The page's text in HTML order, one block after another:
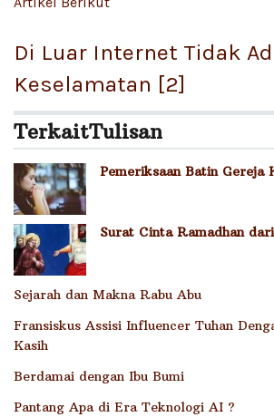
Di Luar Internet Tidak
Keselamatan [2]
TerkaitTulisan
Pemeriksaan Batin Gereja
Surat Cinta Ramadhan
Sejarah dan Makna Rabu Abu
Fransiskus Assisi Influencer Tuhan
Kasih
Berdamai dengan Ibu Bumi
Pantang Apa di Era Teknologi AI ?